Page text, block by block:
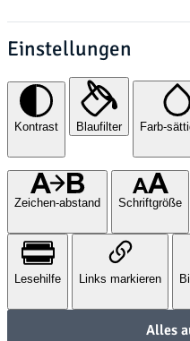
Einstellungen
Kontrast Blaufilter Farb-
Zeichen-abstand Schriftgröße
Lesehilfe Links markieren
Alles